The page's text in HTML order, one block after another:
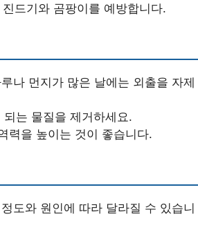
드기와 곰팡이를 예방합니다.
나 먼지가 많은 날에는 외출을 자제
는 물질을 제거하세요.
력을 높이는 것이 좋습니다.
도와 원인에 따라 달라질 수 있습니